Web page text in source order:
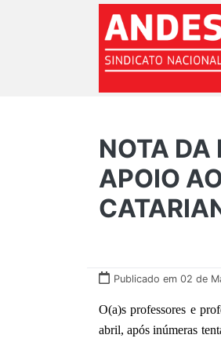
NOTA DA
APOIO
Publicado em 02 de
O(a)s professores e
abril, após inúmeras